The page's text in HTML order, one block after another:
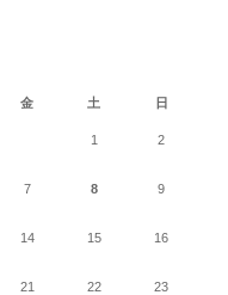
金 土 日
1 2
7 8 9
14 15 16
21 22 23